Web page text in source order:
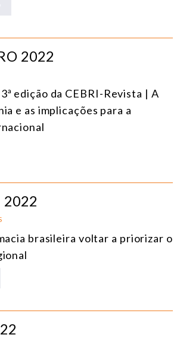
2022
edição da CEBRI-Revista | A
e as implicações para a
2022
brasileira voltar a priorizar o